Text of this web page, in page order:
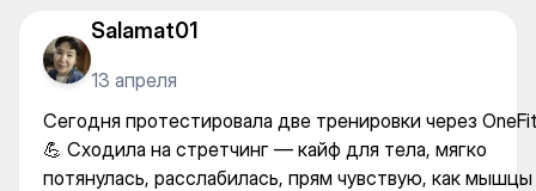
Salamat01
13 апреля
Сегодня протестировала две тренировки через OneFit
💪 Сходила на стретчинг — кайф для тела, мягко
потянулась, расслабилась, прям чувствую, как мышцы